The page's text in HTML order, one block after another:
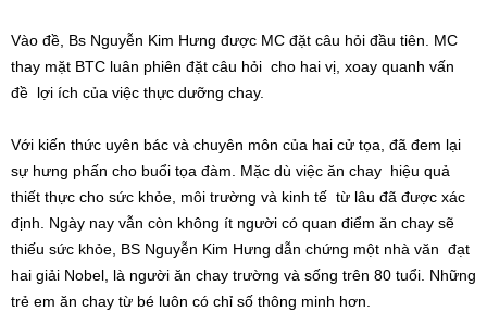
Vào đề, Bs Nguyễn Kim Hưng được MC đặt câu hỏi đầu tiên. MC
thay mặt BTC luân phiên đặt câu hỏi cho hai vị, xoay quanh vấn
đề lợi ích của việc thực dưỡng chay.
Với kiến thức uyên bác và chuyên môn của hai cử tọa, đã đem lại
sự hưng phấn cho buổi tọa đàm. Mặc dù việc ăn chay hiệu quả
thiết thực cho sức khỏe, môi trường và kinh tế từ lâu đã được xác
định. Ngày nay vẫn còn không ít người có quan điểm ăn chay sẽ
thiếu sức khỏe, BS Nguyễn Kim Hưng dẫn chứng một nhà văn đạt
hai giải Nobel, là người ăn chay trường và sống trên 80 tuổi. Những
trẻ em ăn chay từ bé luôn có chỉ số thông minh hơn.